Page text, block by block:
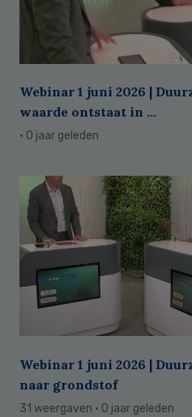
Webinar 1 juni 2026 |
waarde ontstaat in ...
· 0 jaar geleden
Webinar 1 juni 2026 |
naar grondstof
31 weergaven · 0 jaar geleden